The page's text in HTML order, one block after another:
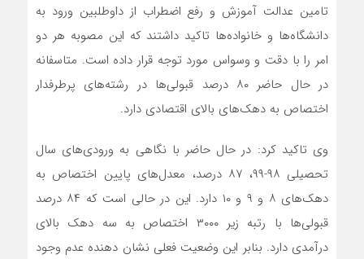
تامین عدالت آموزش و رفع اضطراب از داوطلبین ورود به
دانشگاه‌ها و خانواده‌ها تاکید داشتند که این مصوبه هر دو
امر را با دقت و وسواس مورد توجه قرار داده است. متاسفانه
در حال حاضر ۸۰ درصد قبولی‌ها در رشته‌های پرطرفدار
اختصاص به دهک‌های بالای اقتصادی دارد.
وی تاکید کرد: در حال حاضر با نگاهی به ورودی‌های سال
تحصیلی ۹۸-۹۹، ۸۷ درصد، معدل‌های پایین اختصاص به
دهک‌های ۸ و ۹ و ۱۰ دارد. این در حالی است که ۸۴ درصد
قبولی‌ها با رتبه زیر ۳۰۰۰ اختصاص به سه دهک بالای
درآمدی دارد. بنابر این وضعیت فعلی نشان دهنده عدم وجود